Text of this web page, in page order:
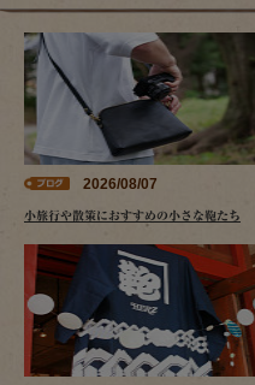
2026/08/07
小旅行や散策におすすめの小さな鞄たち